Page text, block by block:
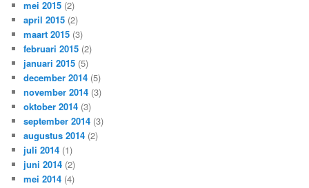
mei 2015 (2)
april 2015 (2)
maart 2015 (3)
februari 2015 (2)
januari 2015 (5)
december 2014 (5)
november 2014 (3)
oktober 2014 (3)
september 2014 (3)
augustus 2014 (2)
juli 2014 (1)
juni 2014 (2)
mei 2014 (4)